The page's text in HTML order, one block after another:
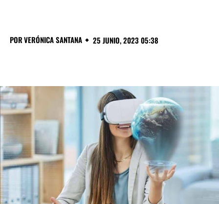
PORVERÓNICA SANTANA 25 JUNIO, 2023 05:38